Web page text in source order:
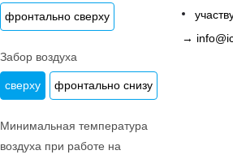
фронтально сверху
Забор воздуха
сверху фронтально снизу
Минимальная температура
воздуха при работе на
→